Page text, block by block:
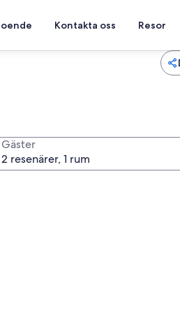
Kontakta oss Resor
Gäster